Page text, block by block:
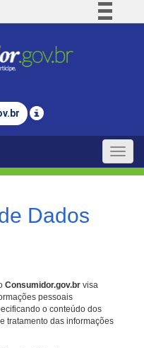
Comunica BR
Legislação
Toggle
Dados
Consumidor.gov.br visa
pessoais
o conteúdo dos
tratamento das informações